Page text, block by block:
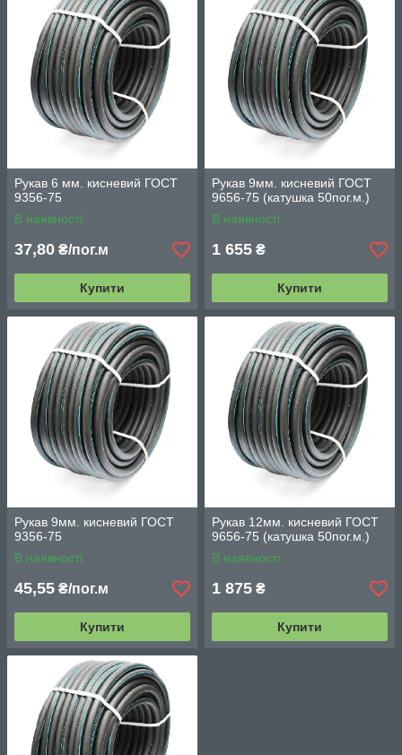
Рукав 6 мм. кисневий ГОСТ
9356-75
В наявності
37,80 ₴/пог.м
Купити
Рукав 9мм. кисневий ГОСТ
9656-75 (катушка 50пог.м.)
В наявності
1 655 ₴
Купити
Рукав 9мм. кисневий ГОСТ
9356-75
В наявності
45,55 ₴/пог.м
Купити
Рукав 12мм. кисневий ГОСТ
9656-75 (катушка 50пог.м.)
В наявності
1 875 ₴
Купити